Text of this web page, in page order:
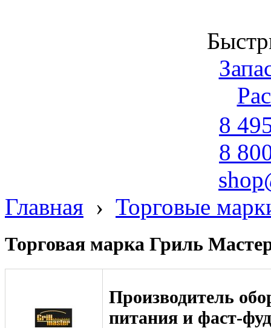
8
8
Главная › Торговые
Торговая марка Гриль
Производитель
питания и фаст-